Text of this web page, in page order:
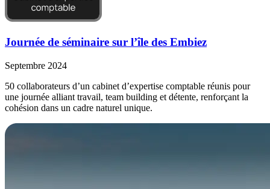
Journée de séminaire sur l’île des Embiez
Septembre 2024
50 collaborateurs d’un cabinet d’expertise comptable réunis pour
une journée alliant travail, team building et détente, renforçant la
cohésion dans un cadre naturel unique.